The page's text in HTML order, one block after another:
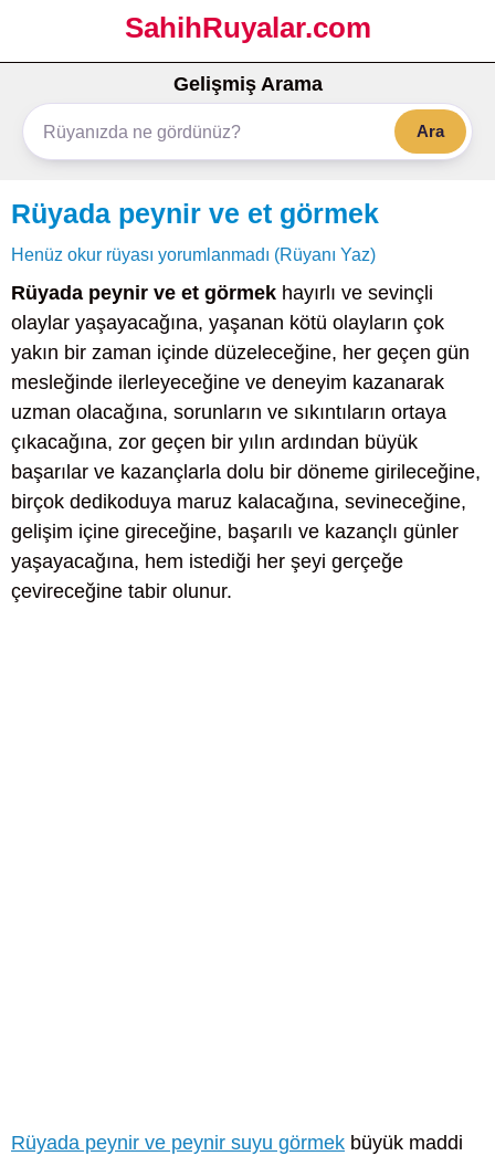
SahihRuyalar.com
Gelişmiş Arama
Ara
Rüyada peynir ve et görmek
Henüz okur rüyası yorumlanmadı (Rüyanı Yaz)
Rüyada peynir ve et görmek hayırlı ve sevinçli
olaylar yaşayacağına, yaşanan kötü olayların çok
yakın bir zaman içinde düzeleceğine, her geçen gün
mesleğinde ilerleyeceğine ve deneyim kazanarak
uzman olacağına, sorunların ve sıkıntıların ortaya
çıkacağına, zor geçen bir yılın ardından büyük
başarılar ve kazançlarla dolu bir döneme girileceğine,
birçok dedikoduya maruz kalacağına, sevineceğine,
gelişim içine gireceğine, başarılı ve kazançlı günler
yaşayacağına, hem istediği her şeyi gerçeğe
çevireceğine tabir olunur.
Rüyada peynir ve peynir suyu görmek büyük maddi